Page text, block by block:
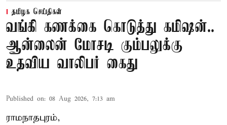
தமிழக செய்திகள்
வங்கி கணக்கை கொடுத்து கமிஷன்..
ஆன்லைன் மோசடி கும்பலுக்கு
உதவிய வாலிபர் கைது
Published on: 08 Aug 2026, 7:13 am
ராமநாதபுரம்,